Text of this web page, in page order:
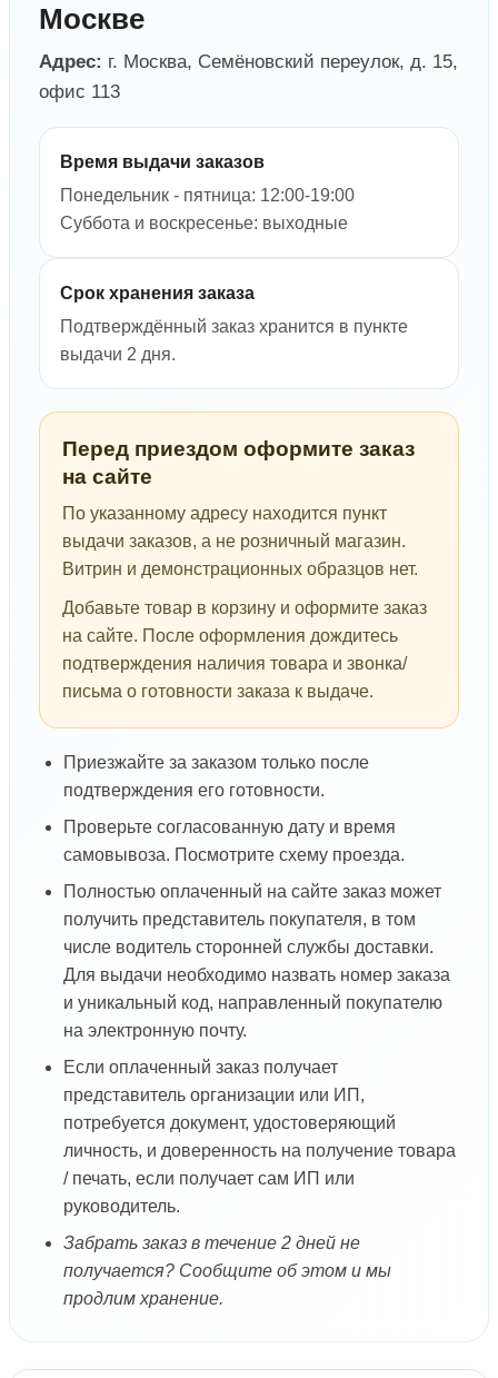
Москве
Адрес: г. Москва, Семёновский переулок, д. 15,
офис 113
Время выдачи заказов
Понедельник - пятница: 12:00-19:00
Суббота и воскресенье: выходные
Срок хранения заказа
Подтверждённый заказ хранится в пункте
выдачи 2 дня.
Перед приездом оформите заказ
на сайте
По указанному адресу находится пункт
выдачи заказов, а не розничный магазин.
Витрин и демонстрационных образцов нет.
Добавьте товар в корзину и оформите заказ
на сайте. После оформления дождитесь
подтверждения наличия товара и звонка/
письма о готовности заказа к выдаче.
Приезжайте за заказом только после
подтверждения его готовности.
Проверьте согласованную дату и время
самовывоза. Посмотрите схему проезда.
Полностью оплаченный на сайте заказ может
получить представитель покупателя, в том
числе водитель сторонней службы доставки.
Для выдачи необходимо назвать номер заказа
и уникальный код, направленный покупателю
на электронную почту.
Если оплаченный заказ получает
представитель организации или ИП,
потребуется документ, удостоверяющий
личность, и доверенность на получение товара
/ печать, если получает сам ИП или
руководитель.
Забрать заказ в течение 2 дней не
получается? Сообщите об этом и мы
продлим хранение.